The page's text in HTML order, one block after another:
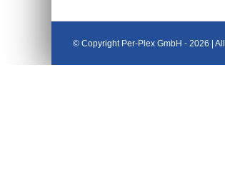
© Copyright Per-Plex GmbH - 2026 |